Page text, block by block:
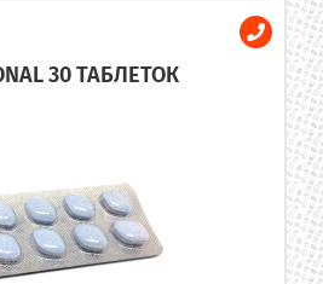
30 ТАБЛЕТОК